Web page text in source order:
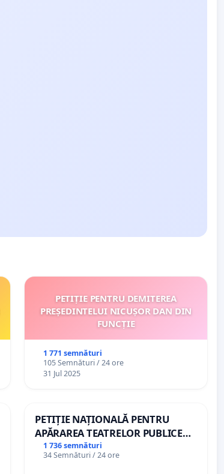
PETIȚIE PENTRU DEMITEREA
PREȘEDINTELUI NICUȘOR DAN DIN
FUNCȚIE
1 771 semnături
105 Semnături / 24 ore
31 Jul 2025
PETIȚIE NAȚIONALĂ PENTRU
APĂRAREA TEATRELOR PUBLICE
DE REPERTORIU DIN ROMÂNIA
1 736 semnături
34 Semnături / 24 ore